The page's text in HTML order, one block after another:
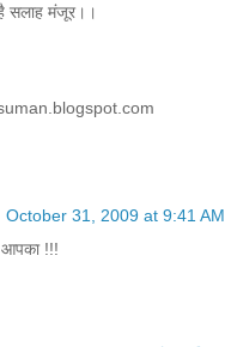
सलाह मंजूर।।
October 31, 2009 at 9:41 AM
आपका !!!